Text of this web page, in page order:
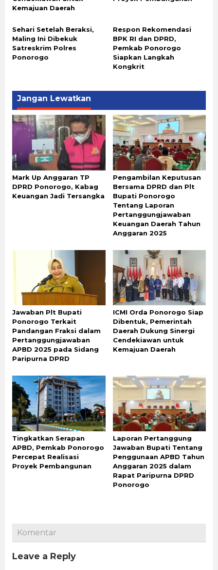
Kemajuan Daerah
Sehari Setelah Beraksi,
Maling Ini Dibekuk
Satreskrim Polres
Ponorogo
Respon Rekomendasi
BPK RI dan DPRD,
Pemkab Ponorogo
Siapkan Langkah
Kongkrit
Jangan Lewatkan
Mark Up Anggaran TP
DPRD Ponorogo, Kabag
Keuangan Jadi Tersangka
Pengambilan Keputusan
Bersama DPRD dan Plt
Bupati Ponorogo
Tentang Laporan
Pertanggungjawaban
Keuangan Daerah Tahun
Anggaran 2025
Jawaban Plt Bupati
Ponorogo Terkait
Pandangan Fraksi dalam
Pertanggungjawaban
APBD 2025 pada Sidang
Paripurna DPRD
ICMI Orda Ponorogo Siap
Dibentuk, Pemerintah
Daerah Dukung Sinergi
Cendekiawan untuk
Kemajuan Daerah
Tingkatkan Serapan
APBD, Pemkab Ponorogo
Percepat Realisasi
Proyek Pembangunan
Laporan Pertanggung
Jawaban Bupati Tentang
Penggunaan APBD Tahun
Anggaran 2025 dalam
Rapat Paripurna DPRD
Ponorogo
Komentar
Leave a Reply